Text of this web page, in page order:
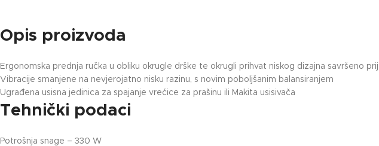
Opis proizvoda
Ergonomska prednja ručka u obliku okrugle drške te okrugli prihvat niskog dizajna savršeno
Vibracije smanjene na nevjerojatno nisku razinu, s novim poboljšanim balansiranjem
Ugrađena usisna jedinica za spajanje vrećice za prašinu ili Makita usisivača
Tehnički podaci
Potrošnja snage – 330 W